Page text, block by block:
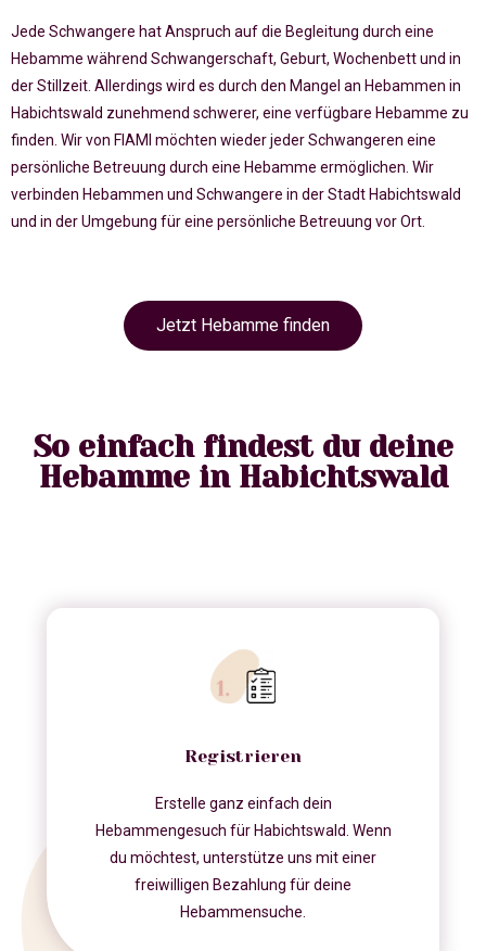
Jede Schwangere hat Anspruch auf die Begleitung durch eine
Hebamme während Schwangerschaft, Geburt, Wochenbett und in
der Stillzeit. Allerdings wird es durch den Mangel an Hebammen in
Habichtswald zunehmend schwerer, eine verfügbare Hebamme zu
finden. Wir von FIAMI möchten wieder jeder Schwangeren eine
persönliche Betreuung durch eine Hebamme ermöglichen. Wir
verbinden Hebammen und Schwangere in der Stadt Habichtswald
und in der Umgebung für eine persönliche Betreuung vor Ort.
Jetzt Hebamme finden
So einfach findest du deine
Hebamme in Habichtswald
Registrieren
Erstelle ganz einfach dein
Hebammengesuch für Habichtswald. Wenn
du möchtest, unterstütze uns mit einer
freiwilligen Bezahlung für deine
Hebammensuche.